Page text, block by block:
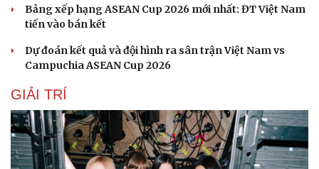
Sức khỏe
Cây thuốc
Sản phụ khoa
Nam khoa
Làm đẹp - giảm cân
Phòng mạch online
Ăn sạch sống khỏe
Blog
Bảng xếp hạng ASEAN Cup 2026 mới nhất: ĐT Việt Nam
tiến vào bán kết
Dự đoán kết quả và đội hình ra sân trận Việt Nam vs
Campuchia ASEAN Cup 2026
GIẢI TRÍ